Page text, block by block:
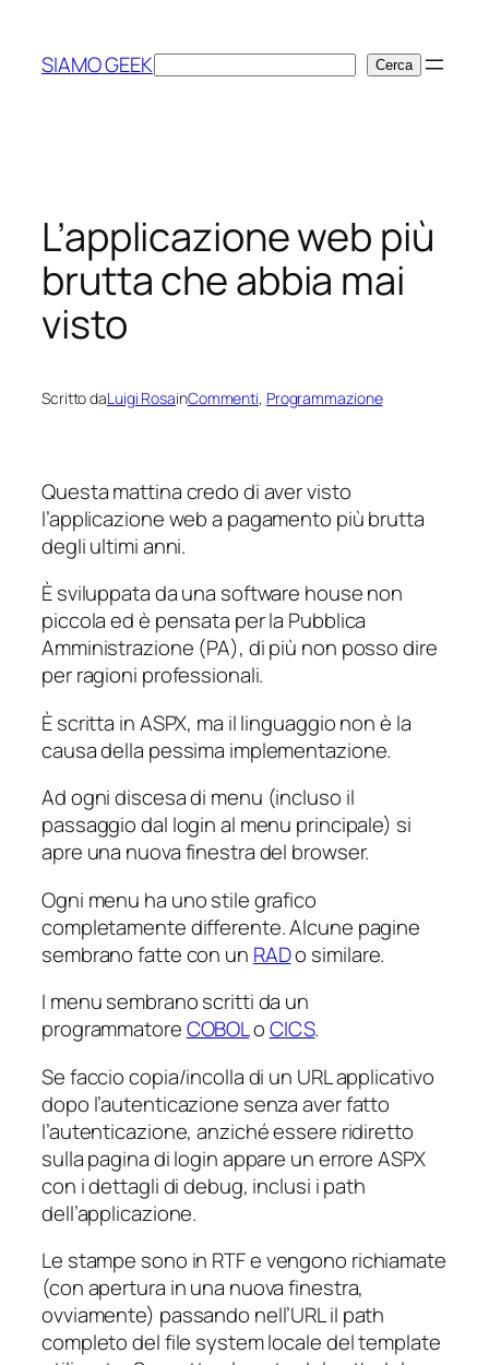
contenuto
SIAMO GEEKCerca Cerca
L’applicazione web più
brutta che abbia mai
visto
Scritto daLuigi RosainCommenti, Programmazione
Questa mattina credo di aver visto
l’applicazione web a pagamento più brutta
degli ultimi anni.
È sviluppata da una software house non
piccola ed è pensata per la Pubblica
Amministrazione (PA), di più non posso dire
per ragioni professionali.
È scritta in ASPX, ma il linguaggio non è la
causa della pessima implementazione.
Ad ogni discesa di menu (incluso il
passaggio dal login al menu principale) si
apre una nuova finestra del browser.
Ogni menu ha uno stile grafico
completamente differente. Alcune pagine
sembrano fatte con un RADo similare.
I menu sembrano scritti da un
programmatoreCOBOLoCICS.
Se faccio copia/incolla di un URL applicativo
dopo l’autenticazione senza aver fatto
l’autenticazione, anziché essere ridiretto
sulla pagina di login appare un errore ASPX
con i dettagli di debug, inclusi i path
dell’applicazione.
Le stampe sono in RTF e vengono richiamate
(con apertura in una nuova finestra,
ovviamente) passando nell’URL il path
completo del file system locale del template